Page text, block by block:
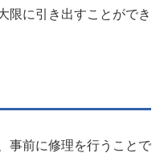
限に引き出すことができ
事前に修理を行うことで